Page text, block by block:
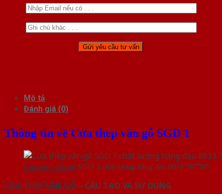
Mô tả
Đánh giá (0)
Thông tin về Cửa thép vân gỗ SGD 1
Cửa thép vân gỗ SGD 1 chất lượng hàng đầu 0933.707707
CỬA THÉP VÂN GỖ – CẤU TẠO VÀ SỬ DỤNG